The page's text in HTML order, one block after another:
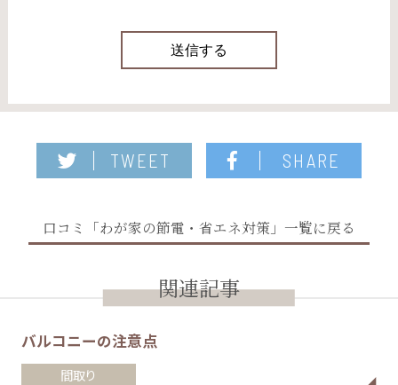
TWEET SHARE
口コミ「わが家の節電・省エネ対策」一覧に戻る
関連記事
バルコニーの注意点
間取り